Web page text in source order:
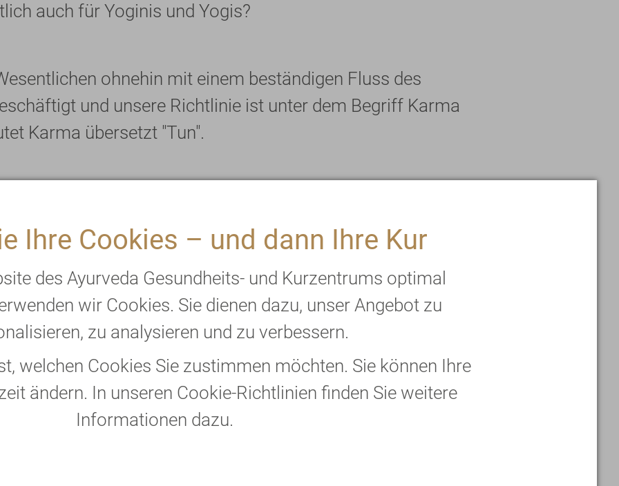
Ihre Cookies – und dann Ihre Kur
des Ayurveda Gesundheits- und Kurzentrums optimal
wir Cookies. Sie dienen dazu, unser Angebot zu
zu analysieren und zu verbessern.
welchen Cookies Sie zustimmen möchten. Sie können Ihre
ändern. In unseren Cookie-Richtlinien finden Sie weitere
Informationen dazu.
auch für Yoginis und Yogis?
ohnehin mit einem beständigen Fluss des
und unsere Richtlinie ist unter dem Begriff Karma
Karma übersetzt "Tun".
gedankliche Aktivität ist bereits Tun. Auch Schlucken,
ist Tun.
sein. Denn Karma in Achtsamkeit lehrt uns, dass, was
Tun zur Folge hat.
was daraus erfolgt, die Verantwortung übernehmen,
unseren Absichten.